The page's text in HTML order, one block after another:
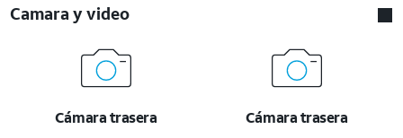
Camara y video
Cámara trasera
Cámara trasera